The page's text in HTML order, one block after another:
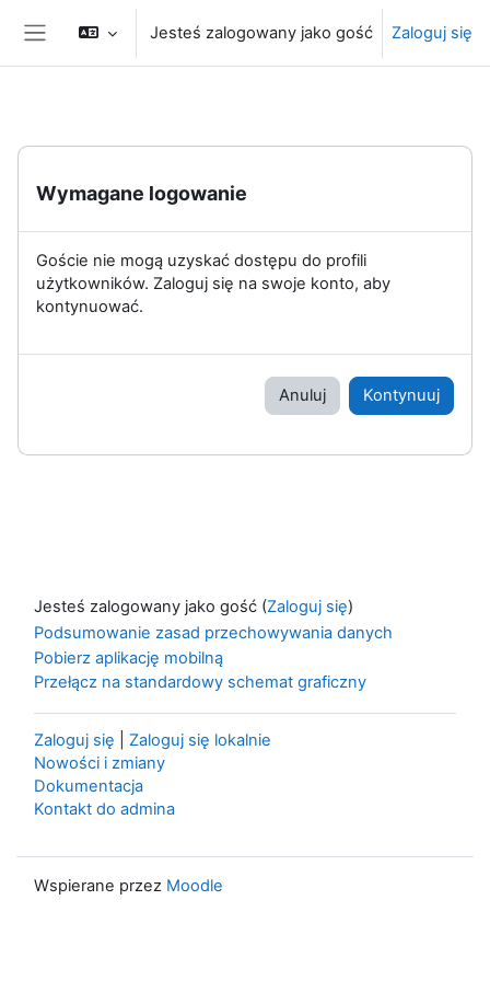
Przejdź do głównej zawartości
Panel boczny
Jesteś zalogowany jako gość Zaloguj się
Wymagane logowanie
Goście nie mogą uzyskać dostępu do profili
użytkowników. Zaloguj się na swoje konto, aby
kontynuować.
Anuluj Kontynuuj
Jesteś zalogowany jako gość (Zaloguj się)
Podsumowanie zasad przechowywania danych
Pobierz aplikację mobilną
Przełącz na standardowy schemat graficzny
Zaloguj się
Zaloguj się lokalnie
Nowości i zmiany
Dokumentacja
Kontakt do admina
Wspierane przez Moodle